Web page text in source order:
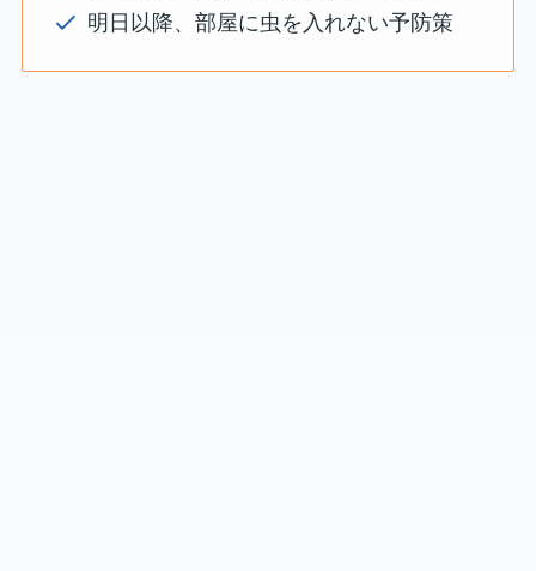
明日以降、部屋に虫を入れない予防策